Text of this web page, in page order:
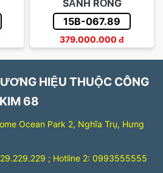
SẢNH RỒNG
15B-067.89
379.000.000 đ
HIỆU THUỘC CÔNG
68
Ocean Park 2, Nghĩa Trụ, Hưng
; Hotline 2: 0993555555